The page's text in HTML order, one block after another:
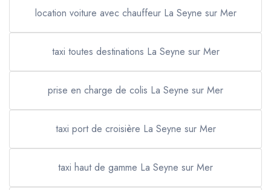
location voiture avec chauffeur La Seyne sur Mer
taxi toutes destinations La Seyne sur Mer
prise en charge de colis La Seyne sur Mer
taxi port de croisière La Seyne sur Mer
taxi haut de gamme La Seyne sur Mer